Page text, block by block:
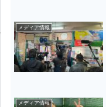
メディア情報
メディア情報